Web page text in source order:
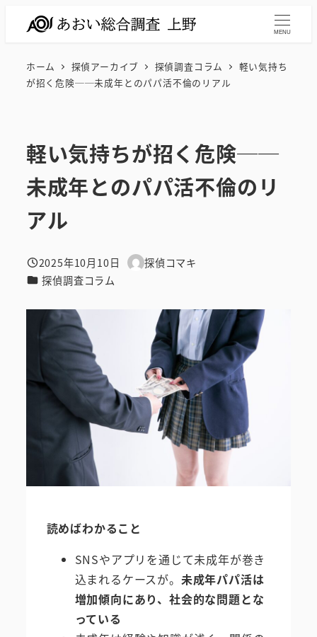
MENU
ホーム 探偵アーカイブ 探偵調査コラム
軽い気持ち
が招く危険──未成年とのパパ活不倫のリアル
軽い気持ちが招く危険──
未成年とのパパ活不倫のリ
アル
投稿日
2025年10月10日
著
探偵コマキ
カテゴリー
探偵調査コラム
読めばわかること
SNSやアプリを通じて未成年が巻き
込まれるケースが。 未成年パパ活は
増加傾向にあり、社会的な問題とな
っている